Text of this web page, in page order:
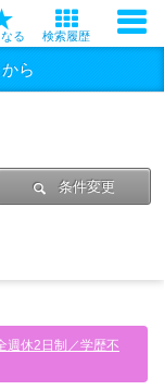
る 検索履歴
ら
条件変更
週休2日制／学歴不